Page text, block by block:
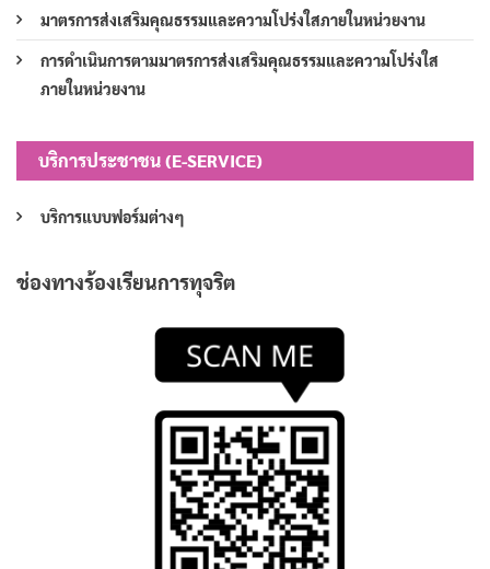
มาตรการส่งเสริมคุณธรรมและความโปร่งใสภายในหน่วยงาน
การดำเนินการตามมาตรการส่งเสริมคุณธรรมและความโปร่งใส
ภายในหน่วยงาน
บริการประชาชน (E-SERVICE)
บริการแบบฟอร์มต่างๆ
ช่องทางร้องเรียนการทุจริต